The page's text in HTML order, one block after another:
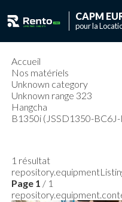
CAPM
pour la
Accueil
Nos matériels
Unknown category
Unknown range 323
Hangcha
B1350i (JSSD1350-BC6J-
1 résultat
Page 1 / 1